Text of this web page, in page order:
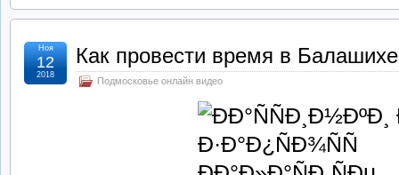
Как провести время в Балашихе
Подмосковье онлайн видео
Ноя
12
2018